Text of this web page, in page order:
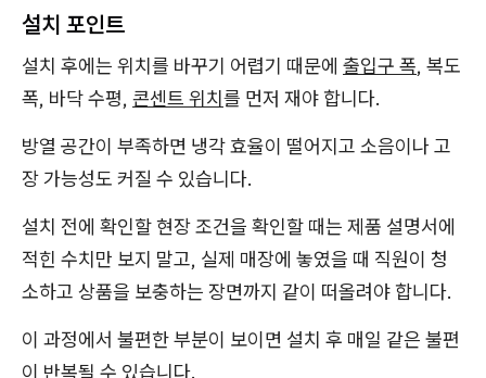
설치 포인트
설치 후에는 위치를 바꾸기 어렵기 때문에 출입구 폭, 복도
폭, 바닥 수평, 콘센트 위치를 먼저 재야 합니다.
방열 공간이 부족하면 냉각 효율이 떨어지고 소음이나 고
장 가능성도 커질 수 있습니다.
설치 전에 확인할 현장 조건을 확인할 때는 제품 설명서에
적힌 수치만 보지 말고, 실제 매장에 놓였을 때 직원이 청
소하고 상품을 보충하는 장면까지 같이 떠올려야 합니다.
이 과정에서 불편한 부분이 보이면 설치 후 매일 같은 불편
이 반복될 수 있습니다.